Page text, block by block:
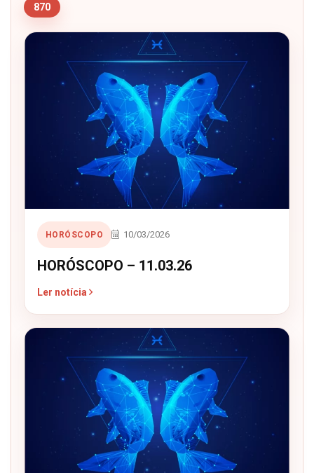
870
HORÓSCOPO 10/03/2026
HORÓSCOPO – 11.03.26
Ler notícia